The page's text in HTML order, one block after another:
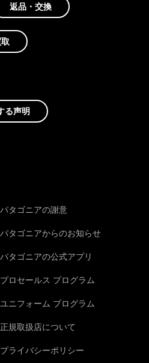
返品・交換
る声明
パタゴニアの謝意
パタゴニアからのお知らせ
パタゴニアの公式アプリ
プロセールス プログラム
ユニフォーム プログラム
正規取扱店について
プライバシーポリシー